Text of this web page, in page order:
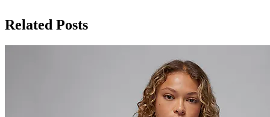
Related Posts